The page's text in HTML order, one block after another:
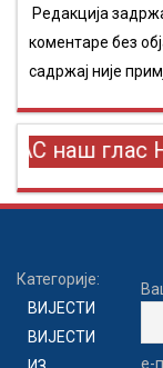
Редакција
коментаре без
садржај није
наш глас
Категорије:
ВИЈЕСТИ
ВИЈЕСТИ
е-